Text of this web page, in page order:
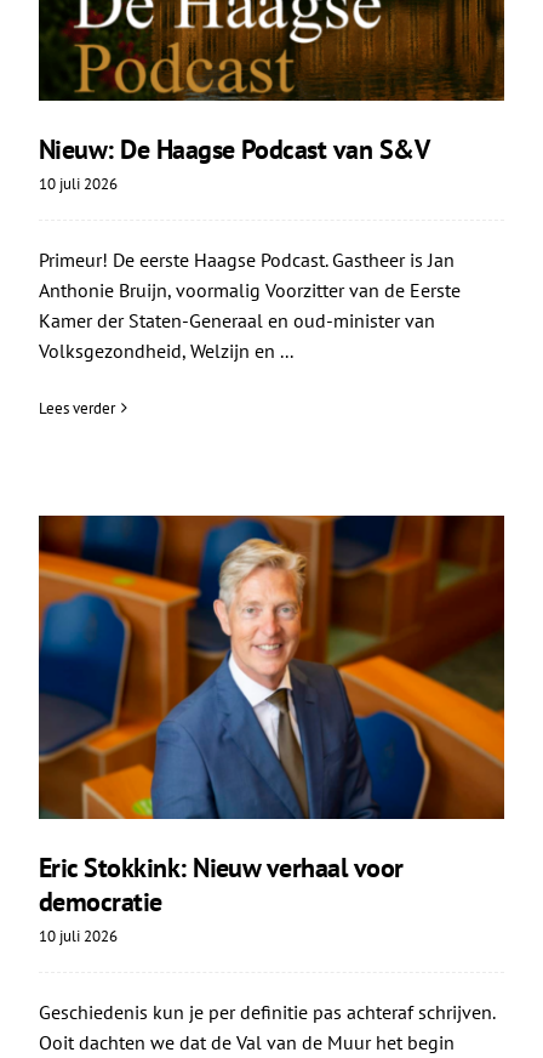
Nieuw: De Haagse Podcast van S&V
10 juli 2026
Primeur! De eerste Haagse Podcast. Gastheer is Jan
Anthonie Bruijn, voormalig Voorzitter van de Eerste
Kamer der Staten-Generaal en oud-minister van
Volksgezondheid, Welzijn en ...
Lees verder
Eric Stokkink: Nieuw verhaal voor
democratie
10 juli 2026
Geschiedenis kun je per definitie pas achteraf schrijven.
Ooit dachten we dat de Val van de Muur het begin